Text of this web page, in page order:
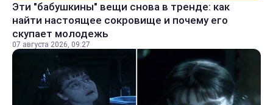
Эти "бабушкины" вещи снова в тренде: как
найти настоящее сокровище и почему его
скупает молодежь
07 августа 2026, 09:27